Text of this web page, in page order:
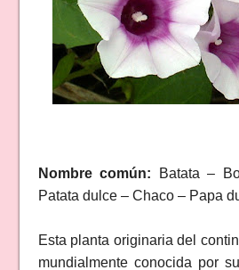
Nombre común: Batata –
Patata dulce – Chaco – Papa
Esta planta originaria del
mundialmente conocida por